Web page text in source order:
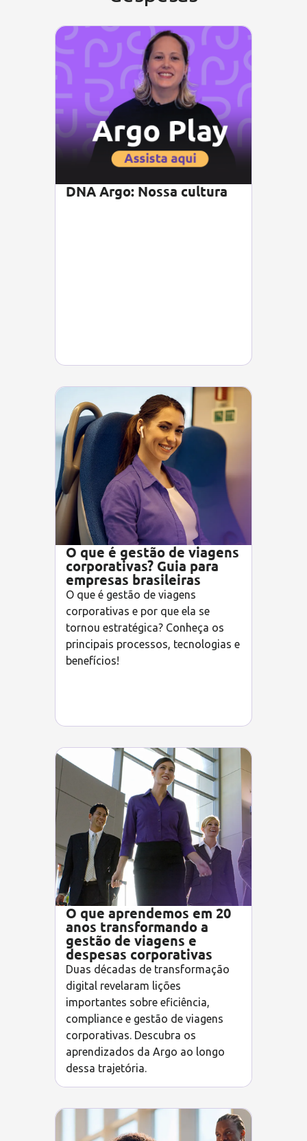
DNA Argo: Nossa cultura
O que é gestão de viagens
corporativas? Guia para
empresas brasileiras
O que é gestão de viagens
corporativas e por que ela se
tornou estratégica? Conheça os
principais processos, tecnologias e
benefícios!
O que aprendemos em 20
anos transformando a
gestão de viagens e
despesas corporativas
Duas décadas de transformação
digital revelaram lições
importantes sobre eficiência,
compliance e gestão de viagens
corporativas. Descubra os
aprendizados da Argo ao longo
dessa trajetória.